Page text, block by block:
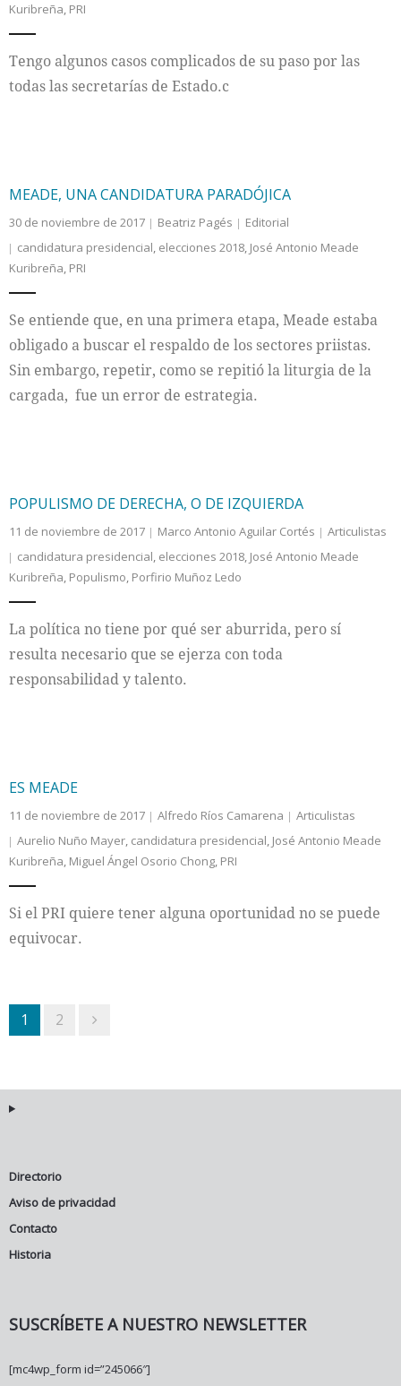
Kuribreña, PRI
Tengo algunos casos complicados de su paso por las
todas las secretarías de Estado.c
MEADE, UNA CANDIDATURA PARADÓJICA
30 de noviembre de 2017 Beatriz Pagés
Editorial
candidatura presidencial, elecciones 2018, José Antonio Meade
Kuribreña, PRI
Se entiende que, en una primera etapa, Meade estaba
obligado a buscar el respaldo de los sectores priistas.
Sin embargo, repetir, como se repitió la liturgia de la
cargada, fue un error de estrategia.
POPULISMO DE DERECHA, O DE IZQUIERDA
11 de noviembre de 2017 Marco Antonio Aguilar Cortés
Articulistas
candidatura presidencial, elecciones 2018, José Antonio Meade
Kuribreña, Populismo, Porfirio Muñoz Ledo
La política no tiene por qué ser aburrida, pero sí
resulta necesario que se ejerza con toda
responsabilidad y talento.
ES MEADE
11 de noviembre de 2017 Alfredo Ríos Camarena
Articulistas
Aurelio Nuño Mayer, candidatura presidencial, José Antonio Meade
Kuribreña, Miguel Ángel Osorio Chong, PRI
Si el PRI quiere tener alguna oportunidad no se puede
equivocar.
1 2
Directorio
Aviso de privacidad
Contacto
Historia
SUSCRÍBETE A NUESTRO NEWSLETTER
[mc4wp_form id=”245066″]